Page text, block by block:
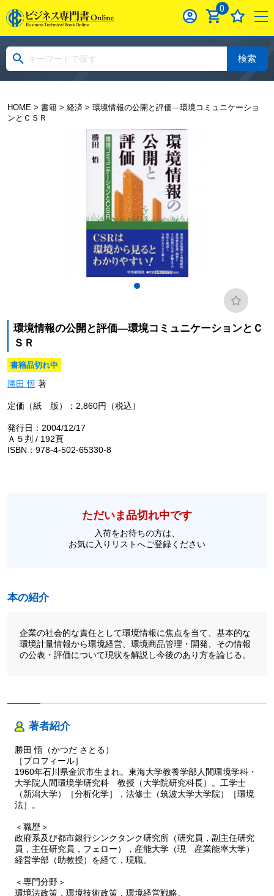
0
検索
HOME> 書籍> 経済 > 環境情報の公開と評価―環境コミュニケーショ
ンとＣＳＲ
環境情報の公開と評価―環境コミュニケーションとＣ
ＳＲ
書籍品切れ中
勝田 悟著
定価（紙 版）：2,860円（税込）
発行日：2004/12/17
Ａ５判 / 192頁
ISBN：978-4-502-65330-8
ただいま品切れ中です
入荷をお待ちの方は、
お気に入りリストへご登録ください
本の紹介
企業の社会的な責任として環境情報に焦点を当て、基本的な
環境計量情報から環境経営、環境商品管理・開発、その情報
の公表・評価について現状を解説し今後のあり方を論じる。
著者紹介
勝田 悟（かつだ さとる）
［プロフィール］
1960年石川県金沢市生まれ。東海大学教養学部人間環境学科・
大学院人間環境学研究科 教授（大学院研究科長）。工学士
（新潟大学）［分析化学］，法修士（筑波大学大学院）［環境
法］。
＜職歴＞
政府系及び都市銀行シンクタンク研究所（研究員，副主任研究
員，主任研究員，フェロー），産能大学（現 産業能率大学）
経営学部（助教授）を経て，現職。
＜専門分野＞
環境法政策，環境技術政策，環境経営戦略。